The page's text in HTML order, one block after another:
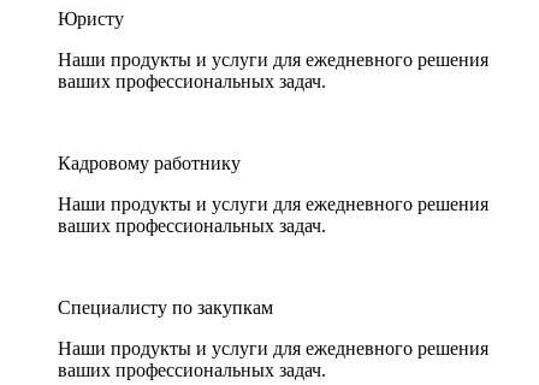
Юристу
Наши продукты и услуги для ежедневного решения
ваших профессиональных задач.
Кадровому работнику
Наши продукты и услуги для ежедневного решения
ваших профессиональных задач.
Специалисту по закупкам
Наши продукты и услуги для ежедневного решения
ваших профессиональных задач.